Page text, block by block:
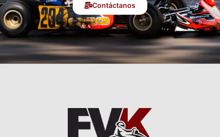
Contáctanos